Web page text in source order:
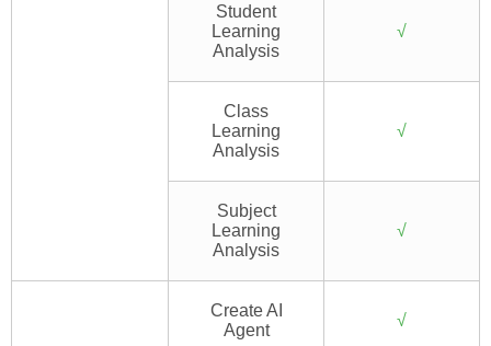
Student
Learning
Analysis
√
Class
Learning
Analysis
√
Subject
Learning
Analysis
√
Create AI
Agent
√